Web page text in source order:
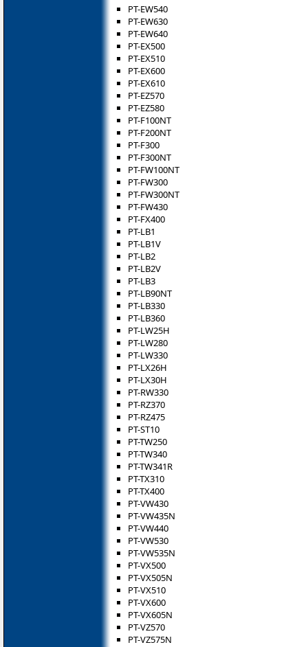
PT-EW540
PT-EW630
PT-EW640
PT-EX500
PT-EX510
PT-EX600
PT-EX610
PT-EZ570
PT-EZ580
PT-F100NT
PT-F200NT
PT-F300
PT-F300NT
PT-FW100NT
PT-FW300
PT-FW300NT
PT-FW430
PT-FX400
PT-LB1
PT-LB1V
PT-LB2
PT-LB2V
PT-LB3
PT-LB90NT
PT-LB330
PT-LB360
PT-LW25H
PT-LW280
PT-LW330
PT-LX26H
PT-LX30H
PT-RW330
PT-RZ370
PT-RZ475
PT-ST10
PT-TW250
PT-TW340
PT-TW341R
PT-TX310
PT-TX400
PT-VW430
PT-VW435N
PT-VW440
PT-VW530
PT-VW535N
PT-VX500
PT-VX505N
PT-VX510
PT-VX600
PT-VX605N
PT-VZ570
PT-VZ575N